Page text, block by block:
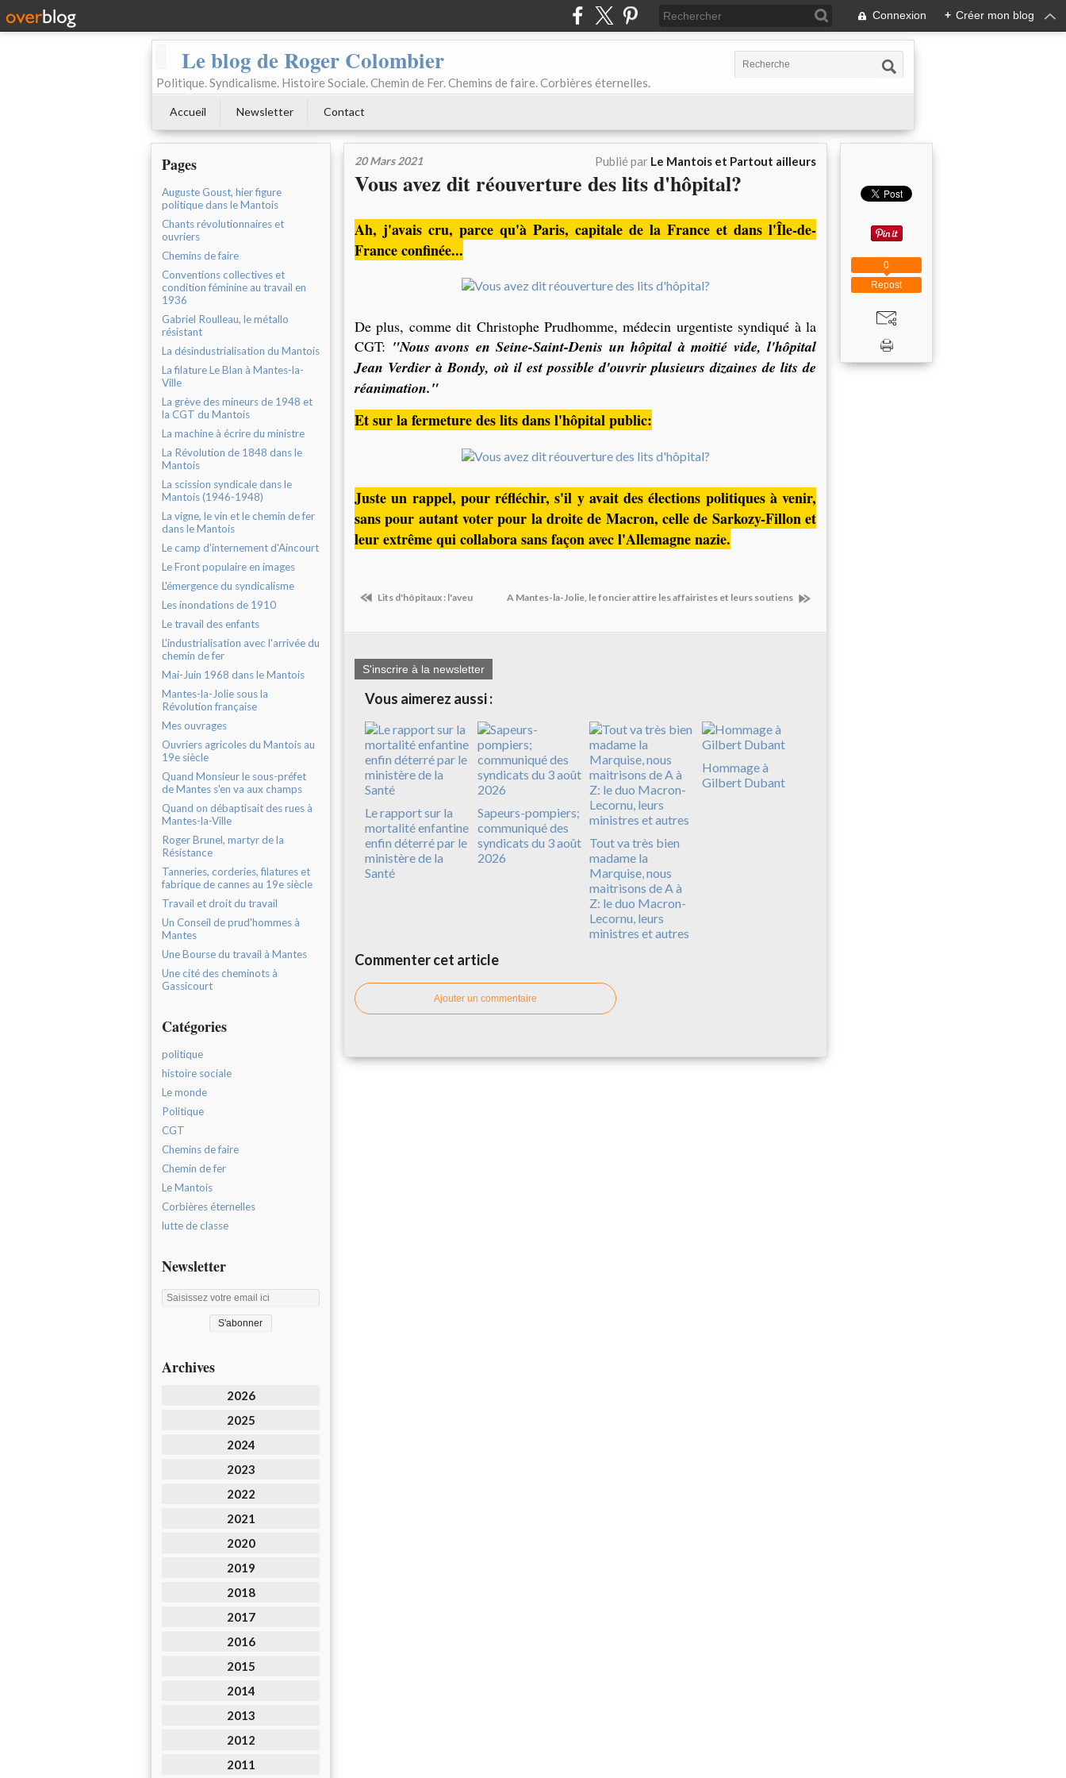
Connexion + Créer mon blog
Le blog de Roger Colombier
Politique. Syndicalisme. Histoire Sociale. Chemin de Fer. Chemins de faire. Corbières éternelles.
Accueil Newsletter Contact
Pages
Auguste Goust, hier figure
politique dans le Mantois
Chants révolutionnaires et
ouvriers
Chemins de faire
Conventions collectives et
condition féminine au travail en
1936
Gabriel Roulleau, le métallo
résistant
La désindustrialisation du Mantois
La filature Le Blan à Mantes-la-
Ville
La grève des mineurs de 1948 et
la CGT du Mantois
La machine à écrire du ministre
La Révolution de 1848 dans le
Mantois
La scission syndicale dans le
Mantois (1946-1948)
La vigne, le vin et le chemin de fer
dans le Mantois
Le camp d'internement d'Aincourt
Le Front populaire en images
L'émergence du syndicalisme
Les inondations de 1910
Le travail des enfants
L'industrialisation avec l'arrivée du
chemin de fer
Mai-Juin 1968 dans le Mantois
Mantes-la-Jolie sous la
Révolution française
Mes ouvrages
Ouvriers agricoles du Mantois au
19e siècle
Quand Monsieur le sous-préfet
de Mantes s'en va aux champs
Quand on débaptisait des rues à
Mantes-la-Ville
Roger Brunel, martyr de la
Résistance
Tanneries, corderies, filatures et
fabrique de cannes au 19e siècle
Travail et droit du travail
Un Conseil de prud'hommes à
Mantes
Une Bourse du travail à Mantes
Une cité des cheminots à
Gassicourt
Catégories
politique
histoire sociale
Le monde
Politique
CGT
Chemins de faire
Chemin de fer
Le Mantois
Corbières éternelles
lutte de classe
Newsletter
Archives
2026
2025
2024
2023
2022
2021
2020
2019
2018
2017
2016
2015
2014
2013
2012
2011
20 Mars 2021 Publié par Le Mantois et Partout ailleurs
Vous avez dit réouverture des lits d'hôpital?
Ah, j'avais cru, parce qu'à Paris, capitale de la France et dans l'Île-de-
France confinée...
De plus, comme dit Christophe Prudhomme, médecin urgentiste syndiqué à la
CGT: "Nous avons en Seine-Saint-Denis un hôpital à moitié vide, l'hôpital
Jean Verdier à Bondy, où il est possible d'ouvrir plusieurs dizaines de lits de
réanimation."
Et sur la fermeture des lits dans l'hôpital public:
Juste un rappel, pour réfléchir, s'il y avait des élections politiques à venir,
sans pour autant voter pour la droite de Macron, celle de Sarkozy-Fillon et
leur extrême qui collabora sans façon avec l'Allemagne nazie.
Lits d'hôpitaux : l'aveu A Mantes-la-Jolie, le foncier attire les affairistes et leurs soutiens
S'inscrire à la newsletter
Vous aimerez aussi :
Le rapport sur la
mortalité enfantine
enfin déterré par le
ministère de la
Santé
Sapeurs-pompiers;
communiqué des
syndicats du 3 août
2026
Tout va très bien
madame la
Marquise, nous
maitrisons de A à
Z: le duo Macron-
Lecornu, leurs
ministres et autres
Hommage à
Gilbert Dubant
Commenter cet article
Ajouter un commentaire
Repost
0